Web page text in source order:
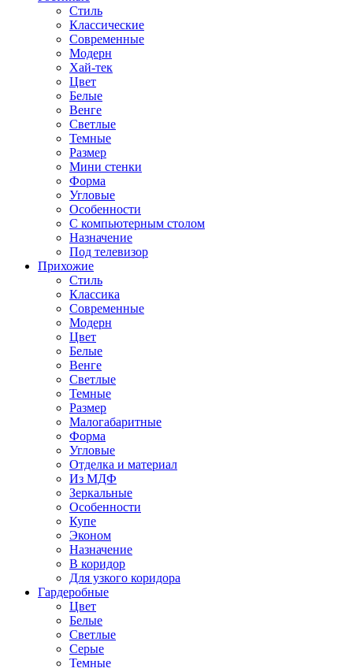
Стиль
Классические
Современные
Модерн
Хай-тек
Цвет
Белые
Венге
Светлые
Темные
Размер
Мини стенки
Форма
Угловые
Особенности
С компьютерным столом
Назначение
Под телевизор
Прихожие
Стиль
Классика
Современные
Модерн
Цвет
Белые
Венге
Светлые
Темные
Размер
Малогабаритные
Форма
Угловые
Отделка и материал
Из МДФ
Зеркальные
Особенности
Купе
Эконом
Назначение
В коридор
Для узкого коридора
Гардеробные
Цвет
Белые
Светлые
Серые
Темные